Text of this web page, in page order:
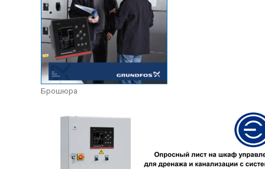
Брошюра